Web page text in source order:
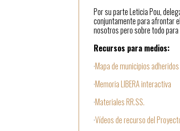
Por su parte Leticia Pou,
conjuntamente para afrontar
nosotros pero sobre todo
Recursos para medios:
·Mapa de municipios adheridos
·Memoria LIBERA interactiva
·Materiales RR.SS.
·Vídeos de recurso del